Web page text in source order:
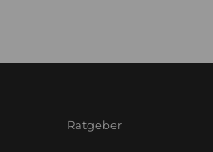
Ratgeber